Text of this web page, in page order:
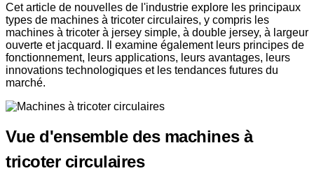
Cet article de nouvelles de l'industrie explore les principaux
types de machines à tricoter circulaires, y compris les
machines à tricoter à jersey simple, à double jersey, à largeur
ouverte et jacquard. Il examine également leurs principes de
fonctionnement, leurs applications, leurs avantages, leurs
innovations technologiques et les tendances futures du
marché.
Vue d'ensemble des machines à
tricoter circulaires